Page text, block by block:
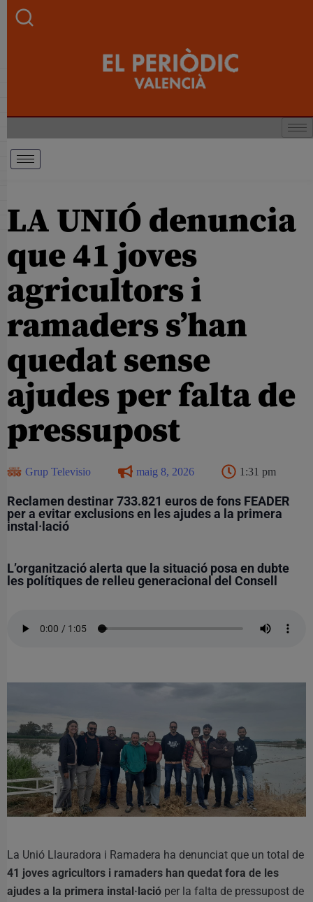
LA UNIÓ denuncia
que 41 joves
agricultors i
ramaders s’han
quedat sense
ajudes per falta de
pressupost
Grup Televisio maig 8, 2026 1:31 pm
Reclamen destinar 733.821 euros de fons FEADER
per a evitar exclusions en les ajudes a la primera
instal·lació
L’organització alerta que la situació posa en dubte
les polítiques de relleu generacional del Consell
La Unió Llauradora i Ramadera ha denunciat que un total de
41 joves agricultors i ramaders han quedat fora de les
ajudes a la primera instal·lació per la falta de pressupost de